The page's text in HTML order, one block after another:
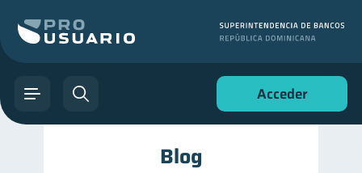
Acceder
Blog